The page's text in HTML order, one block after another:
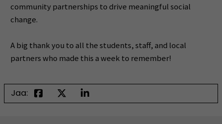
community partnerships to drive meaningful social
change.
A big thank you to all the students, staff, and local
partners who made this a week to remember!
Jaa: